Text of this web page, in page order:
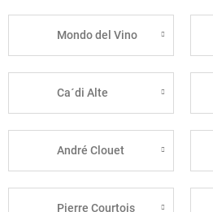
Mondo del Vino
Ca´di Alte
André Clouet
Pierre Courtois